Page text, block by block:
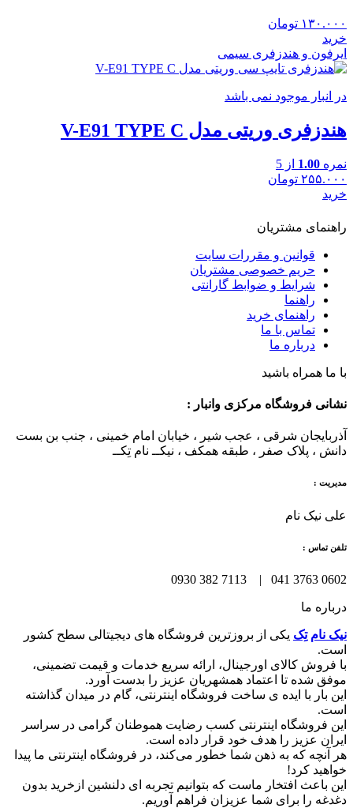
۱۳۰.۰۰۰ تومان
خرید
ایرفون و هندزفری سیمی
در انبار موجود نمی باشد
هندزفری وریتی مدل V-E91 TYPE C
نمره 1.00 از 5
۲۵۵.۰۰۰ تومان
خرید
راهنمای مشتریان
قوانین و مقررات سایت
حریم خصوصی مشتریان
شرایط و ضوابط گارانتی
راهنما
راهنمای خرید
تماس با ما
درباره ما
با ما همراه باشید
نشانی فروشگاه مرکزی وانبار :
آذربایجان شرقی ، عجب شیر ، خیابان امام خمینی ، جنب بن بست
دانش ، پلاک صفر ، طبقه همکف ، نیکــ نام تِکــ
مدیریت :
علی نیک نام
تلفن تماس :
0602 3763 041 | 7113 382 0930
درباره ما
نیک نام تِک یکی از بروزترین فروشگاه های دیجیتالی سطح کشور
است.
با فروش کالای اورجینال، ارائه سریع خدمات و قیمت تضمینی،
موفق شده تا اعتماد همشهریان عزیز را بدست آورد.
این بار با ایده ی ساخت فروشگاه اینترنتی، گام در میدان گذاشته
است.
این فروشگاه اینترنتی کسب رضایت هموطنان گرامی در سراسر
ایران عزیز را هدف خود قرار داده است.
هر آنچه که به ذهن شما خطور می‌کند، در فروشگاه اینترنتی ما پیدا
خواهید کرد!
این باعث افتخار ماست که بتوانیم تجربه ای دلنشین ازخرید بدون
دغدغه را برای شما عزیزان فراهم آوریم.